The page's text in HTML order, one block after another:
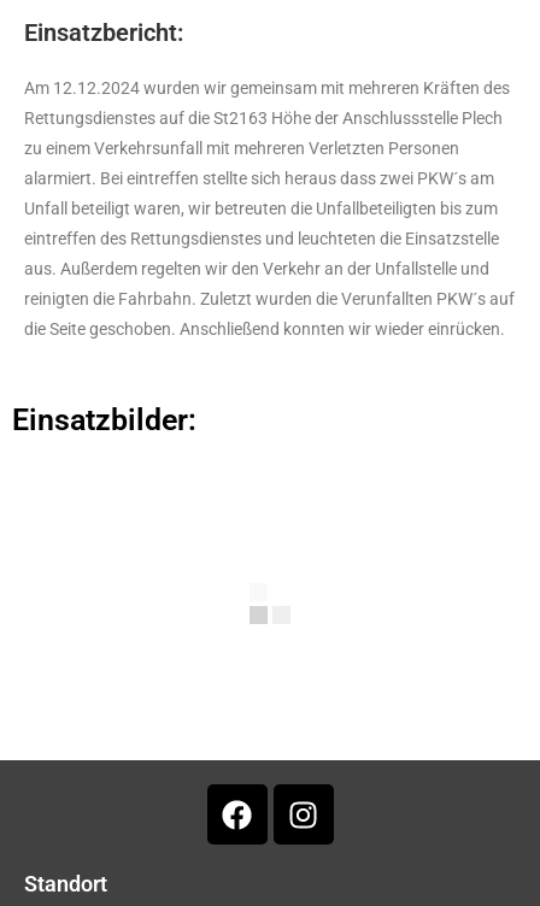
Einsatzbericht:
Am 12.12.2024 wurden wir gemeinsam mit mehreren Kräften des
Rettungsdienstes auf die St2163 Höhe der Anschlussstelle Plech
zu einem Verkehrsunfall mit mehreren Verletzten Personen
alarmiert. Bei eintreffen stellte sich heraus dass zwei PKW´s am
Unfall beteiligt waren, wir betreuten die Unfallbeteiligten bis zum
eintreffen des Rettungsdienstes und leuchteten die Einsatzstelle
aus. Außerdem regelten wir den Verkehr an der Unfallstelle und
reinigten die Fahrbahn. Zuletzt wurden die Verunfallten PKW´s auf
die Seite geschoben. Anschließend konnten wir wieder einrücken.
Einsatzbilder:
Standort